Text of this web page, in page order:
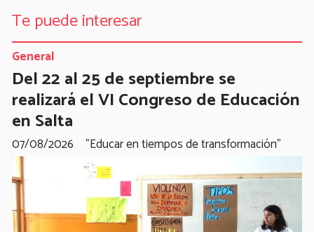
Te puede interesar
Del 22 al 25 de septiembre se
realizará el VI Congreso de Educación
en Salta
"Educar en tiempos de transformación"
General
07/08/2026